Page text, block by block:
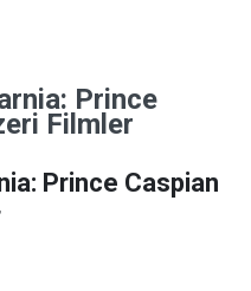
Prince
Filmler
Prince Caspian